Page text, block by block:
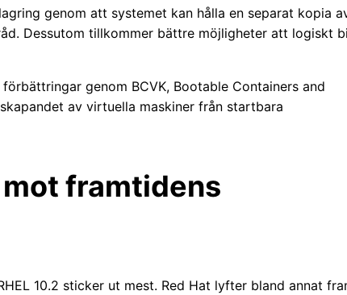
genom att systemet kan hålla en separat kopia
Dessutom tillkommer bättre möjligheter att logiskt
genom BCVK, Bootable Containers and
av virtuella maskiner från startbara
framtidens
10.2 sticker ut mest. Red Hat lyfter bland annat